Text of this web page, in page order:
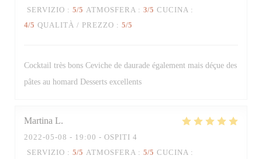
SERVIZIO : 5/5 ATMOSFERA : 3/5 CUCINA :
4/5 QUALITÀ / PREZZO : 5/5
Cocktail très bons Ceviche de daurade également mais déçue des
pâtes au homard Desserts excellents
Martina L
2022-05-08 - 19:00 - OSPITI 4
SERVIZIO : 5/5 ATMOSFERA : 5/5 CUCINA :